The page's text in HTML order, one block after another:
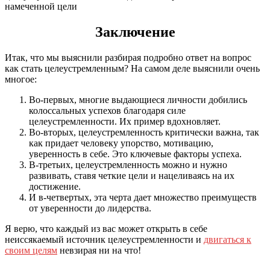
Заключение
Итак, что мы выяснили разбирая подробно ответ на вопрос
как стать целеустремленным? На самом деле выяснили очень
многое:
Во-первых, многие выдающиеся личности добились
колоссальных успехов благодаря силе
целеустремленности. Их пример вдохновляет.
Во-вторых, целеустремленность критически важна, так
как придает человеку упорство, мотивацию,
уверенность в себе. Это ключевые факторы успеха.
В-третьих, целеустремленность можно и нужно
развивать, ставя четкие цели и нацеливаясь на их
достижение.
И в-четвертых, эта черта дает множество преимуществ
от уверенности до лидерства.
Я верю, что каждый из вас может открыть в себе
неиссякаемый источник целеустремленности и двигаться к
своим целям невзирая ни на что!